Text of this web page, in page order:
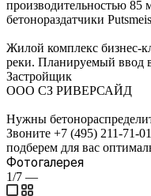
производительностью 85
бетонораздатчики
Жилой комплекс бизнес-
реки. Планируемый ввод
Застройщик
ООО СЗ РИВЕРСАЙД
Нужны
Звоните +7 (495) 211-71-
подберем для вас
Фотогалерея
1/7 —